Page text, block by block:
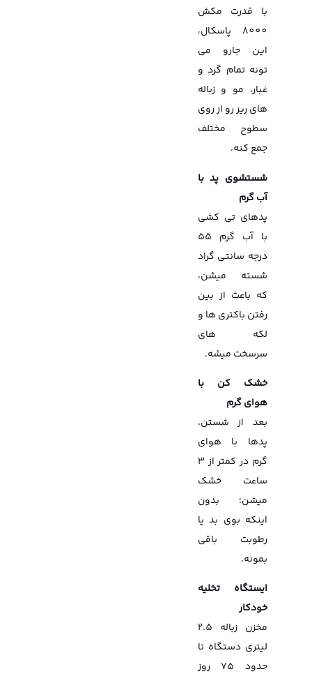
با قدرت مکش
8000 پاسکال،
این جارو می
تونه تمام گرد و
غبار، مو و زباله
های ریز رو از روی
سطوح مختلف
جمع کنه.
شستشوی پد با
آب گرم
پدهای تی کشی
با آب گرم 55
درجه سانتی گراد
شسته میشن،
که باعث از بین
رفتن باکتری ها و
لکه های
سرسخت میشه.
خشک کن با
هوای گرم
بعد از شستن،
پدها با هوای
گرم در کمتر از 3
ساعت خشک
میشن؛ بدون
اینکه بوی بد یا
رطوبت باقی
بمونه.
ایستگاه تخلیه
خودکار
مخزن زباله 2.5
لیتری دستگاه تا
حدود 75 روز